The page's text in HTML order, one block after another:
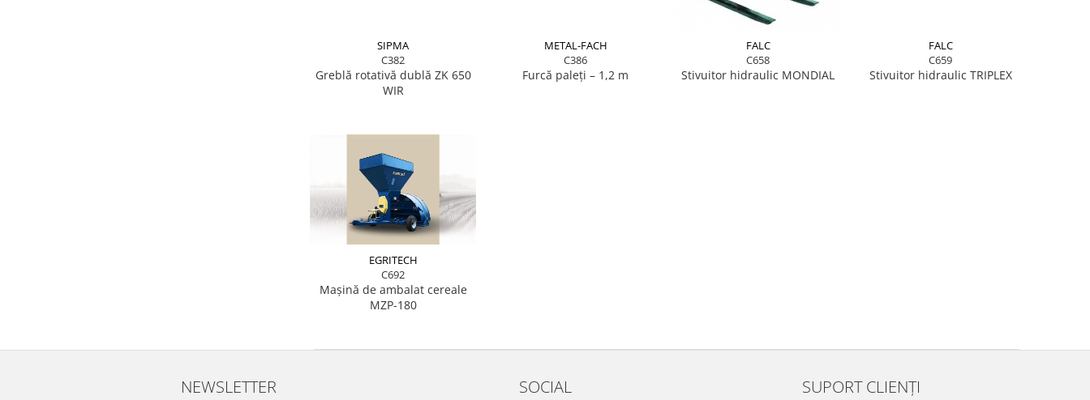
SIPMA
C382
Greblă rotativă dublă ZK 650
WIR
METAL-FACH
C386
Furcă paleți – 1,2 m
FALC
C658
Stivuitor hidraulic MONDIAL
FALC
C659
Stivuitor hidraulic TRIPLEX
EGRITECH
C692
Mașină de ambalat cereale
MZP-180
NEWSLETTER SOCIAL SUPORT CLIENȚI